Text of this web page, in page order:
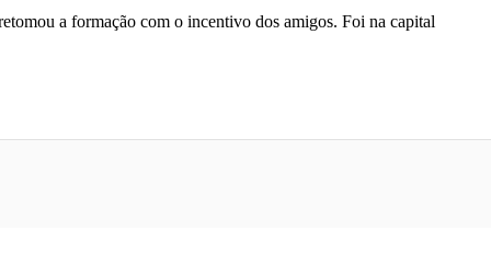
a formação com o incentivo dos amigos. Foi na capital